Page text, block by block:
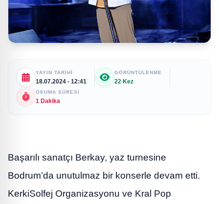
YAYIN TARIHI
18.07.2024 - 12:41
GÖRÜNTÜLENME
22 Kez
OKUMA SÜRESI
1 Dakika
Başarılı sanatçı Berkay, yaz turnesine
Bodrum’da unutulmaz bir konserle devam etti.
KerkiSolfej Organizasyonu ve Kral Pop